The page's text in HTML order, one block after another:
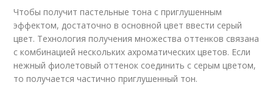
Чтобы получит пастельные тона с приглушенным
эффектом, достаточно в основной цвет ввести серый
цвет. Технология получения множества оттенков связана
с комбинацией нескольких ахроматических цветов. Если
нежный фиолетовый оттенок соединить с серым цветом,
то получается частично приглушенный тон.